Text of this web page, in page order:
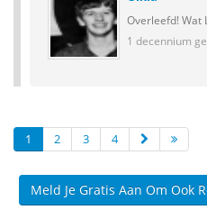
Overleefd! Wat
1 decennium
1 2 3 4
Meld Je Gratis Aan Om Ook